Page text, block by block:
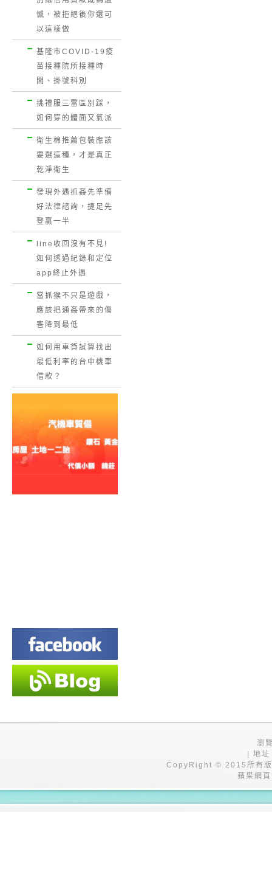
憾，被拒絕後你還可
以這樣做
基隆市COVID-19疫
苗接種院所接種時
間、掛號科別
挑禮服三雷區別踩，
如何穿的體面又氣派
衛生棉推薦包裝應該
要選這種，才是真正
乾淨衛生
發現外遇抓姦先準備
好法律諮詢，捷足先
登贏一半
line收回沒有不見!
如何透過紀錄和定位
app終止外遇
當抓猴不只是遊戲，
應該把通姦帶來的傷
害降到最低
如何用車貸試算找出
最低利率的台中機車
借款？
瀏
| 地
CopyRight © 2015所有版
蘋果網